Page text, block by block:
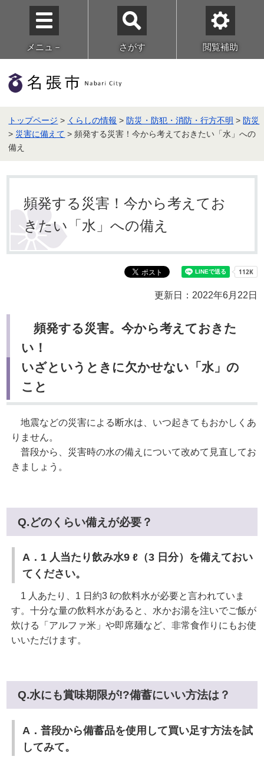
メニュ－ さがす 閲覧補助
トップページ > くらしの情報 > 防災・防犯・消防・行方不明 > 防災
> 災害に備えて > 頻発する災害！今から考えておきたい「水」への
備え
頻発する災害！今から考えてお
きたい「水」への備え
更新日：2022年6月22日
頻発する災害。今から考えておきた
い！
いざというときに欠かせない「水」の
こと
地震などの災害による断水は、いつ起きてもおかしくあ
りません。
普段から、災害時の水の備えについて改めて見直してお
きましょう。
Q.どのくらい備えが必要？
A．1 人当たり飲み水9 ℓ（3 日分）を備えておい
てください。
1 人あたり、1 日約3 ℓの飲料水が必要と言われていま
す。十分な量の飲料水があると、水かお湯を注いでご飯が
炊ける「アルファ米」や即席麺など、非常食作りにもお使
いいただけます。
Q.水にも賞味期限が!?備蓄にいい方法は？
A．普段から備蓄品を使用して買い足す方法を試
してみて。